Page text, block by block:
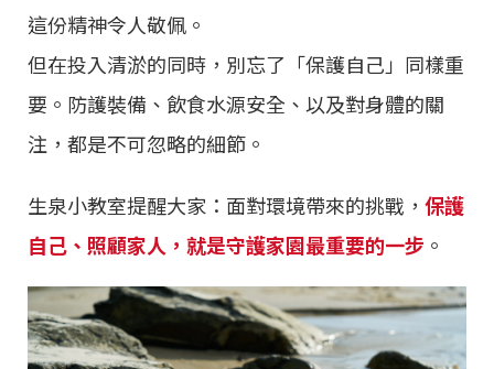
這份精神令人敬佩。
但在投入清淤的同時，別忘了「保護自己」同樣重
要。防護裝備、飲食水源安全、以及對身體的關
注，都是不可忽略的細節。
生泉小教室提醒大家：面對環境帶來的挑戰， 保護
自己、照顧家人，就是守護家園最重要的一步 。